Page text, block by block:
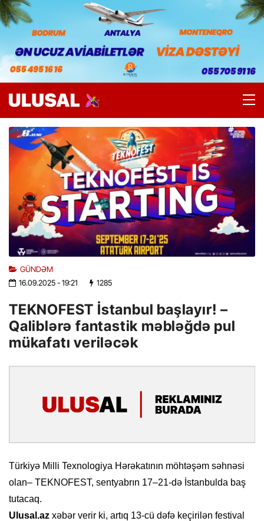
GÜNDƏM
16.09.2025- 19:21 1285
TEKNOFEST İstanbul başlayır! –
Qaliblərə fantastik məbləğdə pul
mükafatı veriləcək
Türkiyə Milli Texnologiya Hərəkatının möhtəşəm səhnəsi
olan– TEKNOFEST, sentyabrın 17–21-də İstanbulda baş
tutacaq.
Ulusal.az xəbər verir ki, artıq 13-cü dəfə keçirilən festival